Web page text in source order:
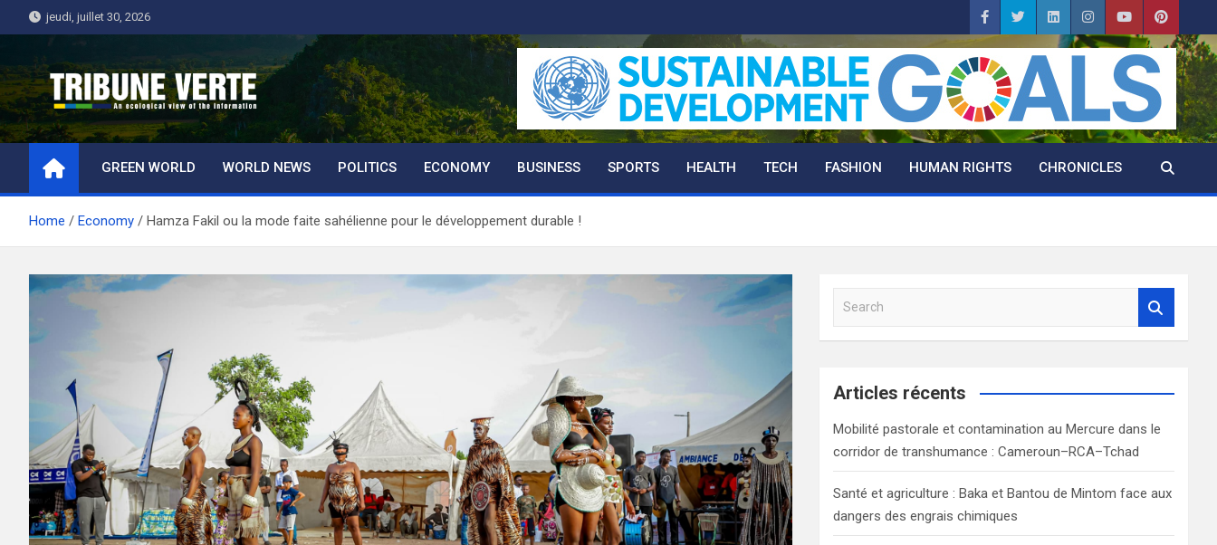
to
jeudi, juillet 30, 2026
Tribune Verte
Un regard écologique de l'information
GREEN WORLD WORLD NEWS POLITICS ECONOMY BUSINESS SPORTS HEALTH TECH FASHION HUMAN RIGHTS CHRONICLES
Home Economy Hamza Fakil ou la mode faite sahélienne pour le développement durable !
a
c
Articles récents
Mobilité pastorale et contamination au Mercure dans le
corridor de transhumance : Cameroun–RCA–Tchad
Santé et agriculture : Baka et Bantou de Mintom face aux
dangers des engrais chimiques